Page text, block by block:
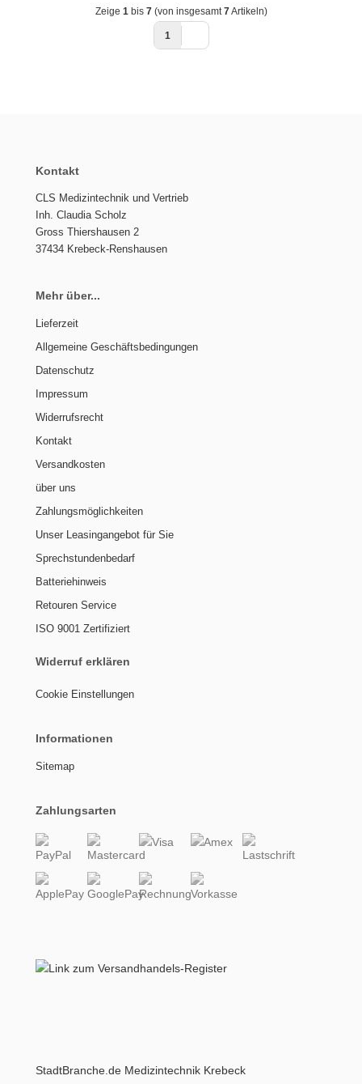
Zeige 1bis 7(von insgesamt7Artikeln)
1
Kontakt
CLS Medizintechnik und Vertrieb
Inh. Claudia Scholz
Gross Thiershausen 2
37434 Krebeck-Renshausen
Mehr über...
Lieferzeit
Allgemeine Geschäftsbedingungen
Datenschutz
Impressum
Widerrufsrecht
Kontakt
Versandkosten
über uns
Zahlungsmöglichkeiten
Unser Leasingangebot für Sie
Sprechstundenbedarf
Batteriehinweis
Retouren Service
ISO 9001 Zertifiziert
Widerruf erklären
Cookie Einstellungen
Informationen
Sitemap
Zahlungsarten
StadtBranche.de Medizintechnik Krebeck